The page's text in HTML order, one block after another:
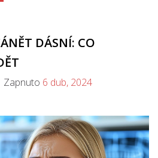
DÁSNÍ: CO
Zapnuto 6 dub, 2024